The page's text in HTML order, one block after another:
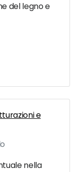
del legno e
e
nella